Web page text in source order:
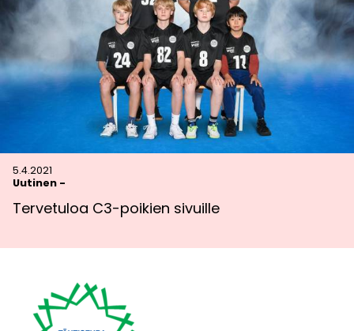
5.4.2021
Uutinen -
Tervetuloa C3-poikien sivuille